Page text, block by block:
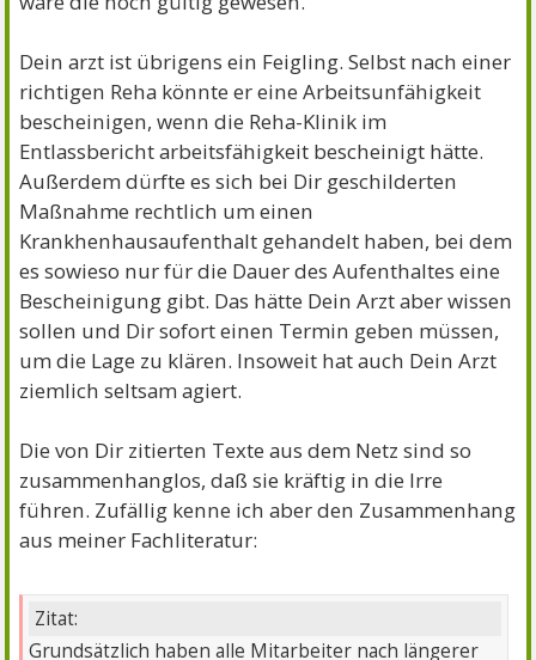
Dein arzt ist übrigens ein Feigling. Selbst nach einer
richtigen Reha könnte er eine Arbeitsunfähigkeit
bescheinigen, wenn die Reha-Klinik im
Entlassbericht arbeitsfähigkeit bescheinigt hätte.
Außerdem dürfte es sich bei Dir geschilderten
Maßnahme rechtlich um einen
Krankhenhausaufenthalt gehandelt haben, bei dem
es sowieso nur für die Dauer des Aufenthaltes eine
Bescheinigung gibt. Das hätte Dein Arzt aber wissen
sollen und Dir sofort einen Termin geben müssen,
um die Lage zu klären. Insoweit hat auch Dein Arzt
ziemlich seltsam agiert.
Die von Dir zitierten Texte aus dem Netz sind so
zusammenhanglos, daß sie kräftig in die Irre
führen. Zufällig kenne ich aber den Zusammenhang
aus meiner Fachliteratur:
Zitat:
Grundsätzlich haben alle Mitarbeiter nach längerer